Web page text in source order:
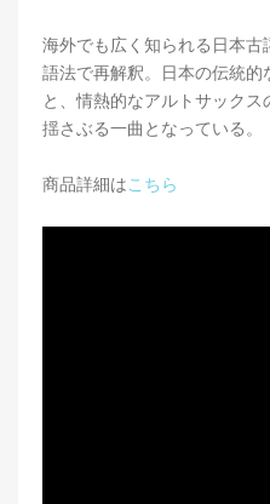
海外でも広く知られる日本
語法で再解釈。日本の伝統的
と、情熱的なアルトサック
揺さぶる一曲となっている。
商品詳細はこちら